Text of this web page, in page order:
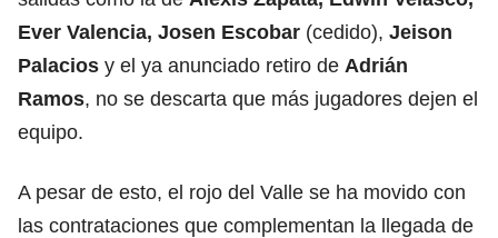
Ever Valencia, Josen Escobar (cedido), Jeison
Palacios y el ya anunciado retiro de Adrián
Ramos, no se descarta que más jugadores dejen el
equipo.
A pesar de esto, el rojo del Valle se ha movido con
las contrataciones que complementan la llegada de